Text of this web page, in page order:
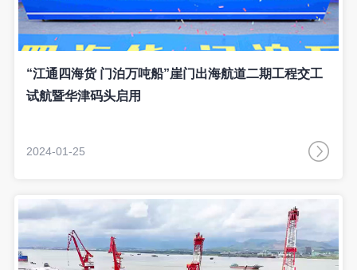
“江通四海货 门泊万吨船”崖门出海航道二期工程交工
试航暨华津码头启用
2024-01-25